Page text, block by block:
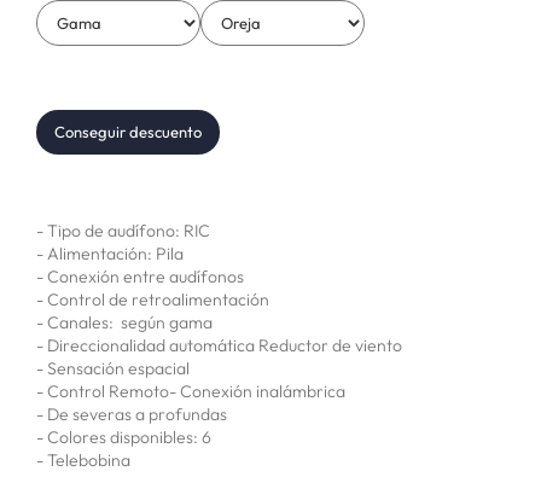
Conseguir descuento
- Tipo de audífono: RIC
- Alimentación: Pila
- Conexión entre audífonos
- Control de retroalimentación
- Canales: según gama
- Direccionalidad automática Reductor de viento
- Sensación espacial
- Control Remoto- Conexión inalámbrica
- De severas a profundas
- Colores disponibles: 6
- Telebobina